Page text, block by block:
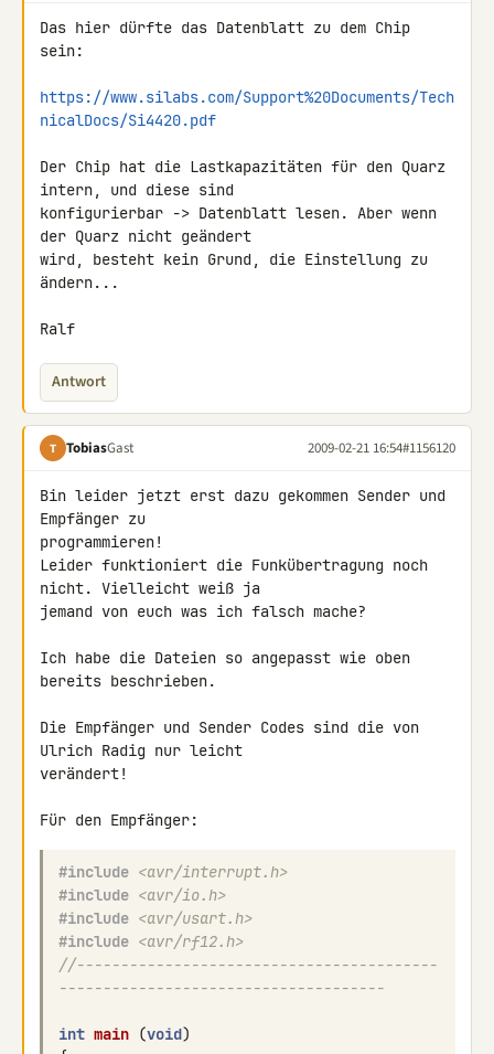
Das hier dürfte das Datenblatt zu dem Chip
sein:
https://www.silabs.com/Support%20Documents/Tech
nicalDocs/Si4420.pdf
Der Chip hat die Lastkapazitäten für den Quarz
intern, und diese sind
konfigurierbar -> Datenblatt lesen. Aber wenn
der Quarz nicht geändert
wird, besteht kein Grund, die Einstellung zu
ändern...
Ralf
Antwort
T TobiasGast 2009-02-21 16:54#1156120
Bin leider jetzt erst dazu gekommen Sender und
Empfänger zu
programmieren!
Leider funktioniert die Funkübertragung noch
nicht. Vielleicht weiß ja
jemand von euch was ich falsch mache?
Ich habe die Dateien so angepasst wie oben
bereits beschrieben.
Die Empfänger und Sender Codes sind die von
Ulrich Radig nur leicht
verändert!
Für den Empfänger:
#include <avr/interrupt.h>
#include <avr/io.h>
#include <avr/usart.h>
#include <avr/rf12.h>
//-----------------------------------------
-------------------------------------
int main (void)